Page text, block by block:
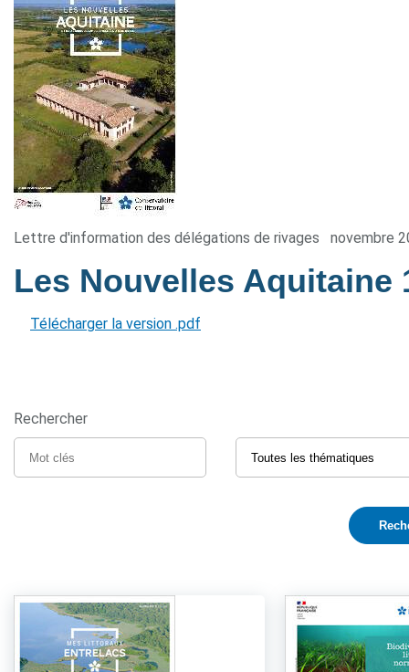
Lettre d'information des délégations de rivages novembre
Les Nouvelles Aquitaine
Télécharger la version .pdf
Rechercher